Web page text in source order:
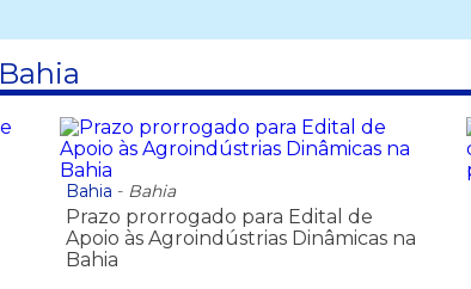
Bahia
Bahia - Bahia
Prazo prorrogado para Edital de
Apoio às Agroindústrias Dinâmicas na
Bahia